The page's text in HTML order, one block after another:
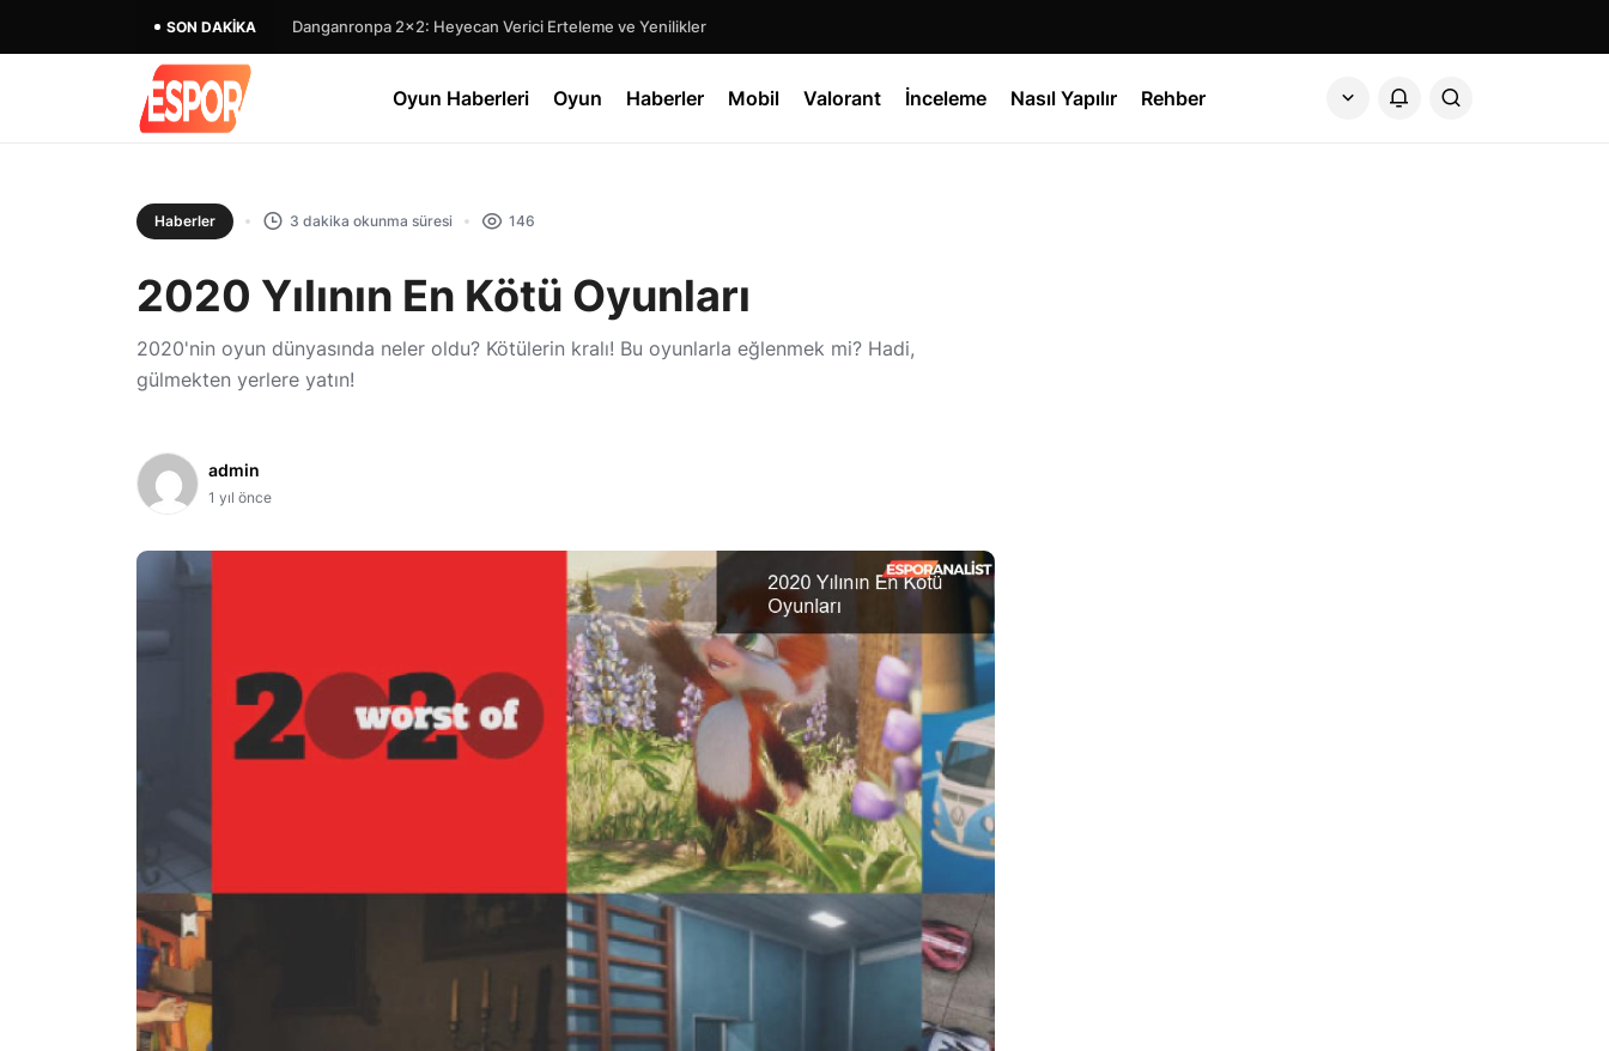
SON DAKIKA Danganronpa 2×2: Heyecan Verici Erteleme ve Yenilikler
Oyun Haberleri Oyun Haberler Mobil Valorant İnceleme Nasıl Yapılır Rehber
Haberler 3 dakika okunma süresi 146
2020 Yılının En Kötü Oyunları
2020'nin oyun dünyasında neler oldu? Kötülerin kralı! Bu oyunlarla eğlenmek mi? Hadi,
gülmekten yerlere yatın!
admin
1 yıl önce